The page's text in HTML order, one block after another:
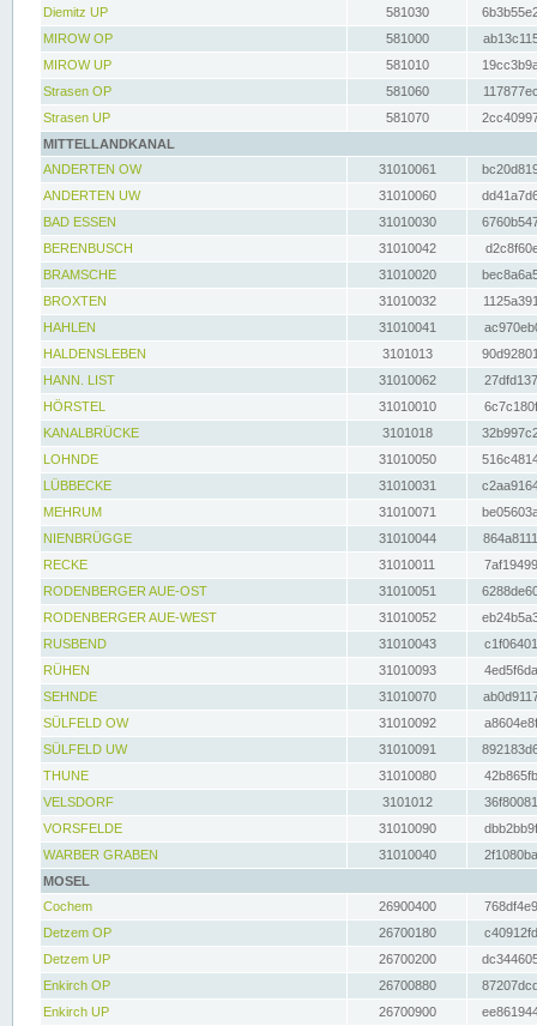
Diemitz UP
581030
MIROW OP
581000
MIROW UP
581010
Strasen OP
581060
Strasen UP
581070
MITTELLANDKANAL
ANDERTEN OW
31010061
ANDERTEN UW
31010060
BAD ESSEN
31010030
BERENBUSCH
31010042
BRAMSCHE
31010020
BROXTEN
31010032
HAHLEN
31010041
HALDENSLEBEN
3101013
HANN. LIST
31010062
HÖRSTEL
31010010
KANALBRÜCKE
3101018
LOHNDE
31010050
LÜBBECKE
31010031
MEHRUM
31010071
NIENBRÜGGE
31010044
RECKE
31010011
RODENBERGER AUE-OST
31010051
RODENBERGER AUE-WEST
31010052
RUSBEND
31010043
RÜHEN
31010093
SEHNDE
31010070
SÜLFELD OW
31010092
SÜLFELD UW
31010091
THUNE
31010080
VELSDORF
3101012
VORSFELDE
31010090
WARBER GRABEN
31010040
MOSEL
Cochem
26900400
Detzem OP
26700180
Detzem UP
26700200
Enkirch OP
26700880
Enkirch UP
26700900